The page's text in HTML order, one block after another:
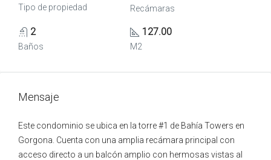
Tipo de propiedad Recámaras
2
Baños
127.00
M2
Mensaje
Este condominio se ubica en la torre #1 de Bahía Towers en
Gorgona. Cuenta con una amplia recámara principal con
acceso directo a un balcón amplio con hermosas vistas al